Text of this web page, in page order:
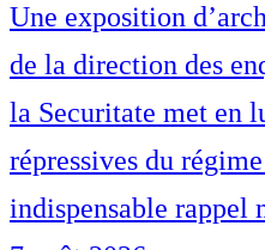
Une exposition
de la direction des
la Securitate met en
répressives du
indispensable rappel